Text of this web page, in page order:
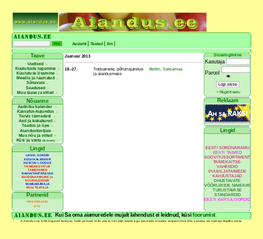
Avaleht Teated Ilm
Teave
Uudised
Kuulutuste lugemine
Kuulutuse lisamine
Meedia ja raamatud
Sõnavara
Seadused
Muu teave ja viited
Nõuanne
Aedniku kalender
Kasvatus-kujundus
Tervis taimedest
Aed ja kokakunst
Teadus ja õpe
Aiandustootjale
Muu nõu ja viited
Küsi ja vasta(foorum)
Lingid
LIIGID, SORDID
KÜLVIKALENDER
HUVITAV LOODUS
TAIMEKASVATUS
TAIMENIMED
RAHVATÄHTPÄEVAD
BIODÜNAAMILINE ja
KUUKALENDER
TAIMEMÄÄRAJA
RIIGI TEATAJA
Partnerid
VIKERRAADIO
ETV
Jaanuar 2013
18.-27. Toiduainete, põllumajandus-
ja aiandusmess
Berliin, Saksamaa
Sisselogimine
Kasutaja
Parool
👁
- Registreeru
Reklaam
Lingid
EESTI SORDIVARAMU
EESTI TAIMED
SOOVITUSSORTIMENT
TAIMEKAITSE-
VAHENDID
PUUVILJATAIMEDE
KAHJUSTAJAD
OHUSTAVATE
VÕÕRLIIKIDE NIMEKIRI
TURUSTAMISE
STANDARDID
EESTI KARTULISORDID
Kui Sa oma aiamuredele mujalt lahendust ei leidnud, küsi foorumist
© Aiandus.ee Kõik õigused kaitstud. Selle portaali ühtki osa ei tohi jäljendada ega kasutada muudes väljaannetes ilma aiandus.ee haldaja kirjaliku loata.